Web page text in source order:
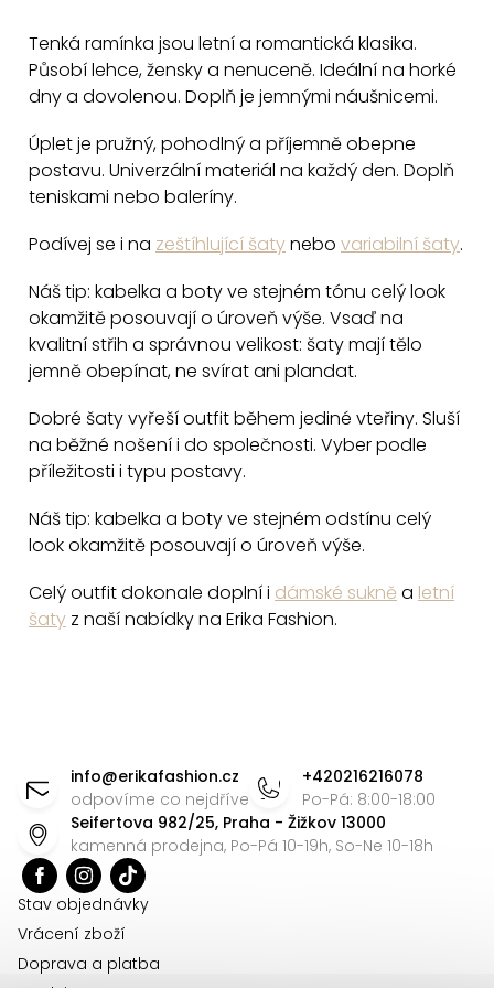
l
á
d
a
c
p
r
v
k
y
v
p
i
u
Tenká ramínka jsou letní a romantická klasika.
Působí lehce, žensky a nenuceně. Ideální na horké
dny a dovolenou. Doplň je jemnými náušnicemi.
Úplet je pružný, pohodlný a příjemně obepne
postavu. Univerzální materiál na každý den. Doplň
teniskami nebo baleríny.
Podívej se i na zeštíhlující šatynebo variabilní šaty.
Náš tip: kabelka a boty ve stejném tónu celý look
okamžitě posouvají o úroveň výše. Vsaď na
kvalitní střih a správnou velikost: šaty mají tělo
jemně obepínat, ne svírat ani plandat.
Dobré šaty vyřeší outfit během jediné vteřiny. Sluší
na běžné nošení i do společnosti. Vyber podle
příležitosti i typu postavy.
Náš tip: kabelka a boty ve stejném odstínu celý
look okamžitě posouvají o úroveň výše.
Celý outfit dokonale doplní i dámské sukně a letní
šaty z naší nabídky na Erika Fashion.
info@erikafashion.cz
odpovíme co nejdříve
+420216216078
Po-Pá: 8:00-18:00
Seifertova 982/25, Praha - Žižkov 13000
kamenná prodejna, Po-Pá 10-19h, So-Ne 10-18h
Stav objednávky
Vrácení zboží
Doprava a platba